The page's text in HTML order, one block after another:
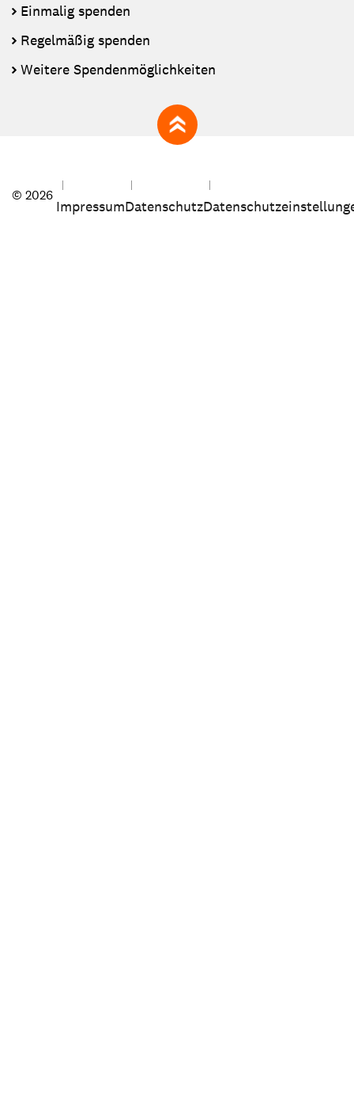
Einmalig spenden
Regelmäßig spenden
Weitere Spendenmöglichkeiten
zum Seitenanfang
© 2026
ImpressumDatenschutz